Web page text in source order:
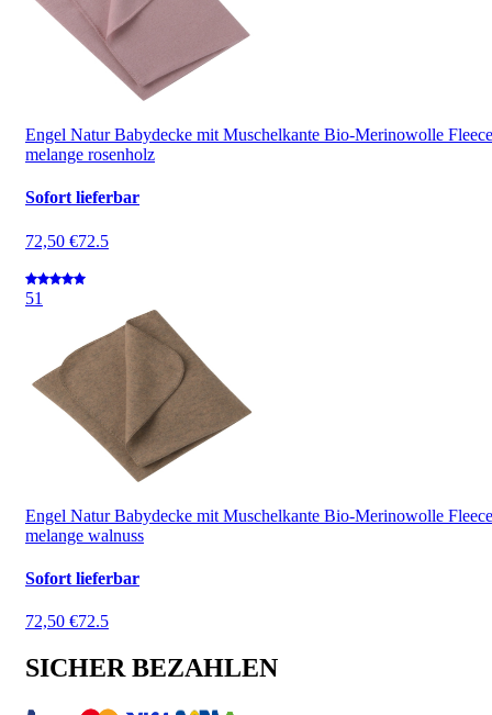
Engel Natur Babydecke mit Muschelkante Bio-Merinowolle Fleece
melange rosenholz
Sofort lieferbar
72,50 €72.5
51
Engel Natur Babydecke mit Muschelkante Bio-Merinowolle Fleece
melange walnuss
Sofort lieferbar
72,50 €72.5
SICHER BEZAHLEN